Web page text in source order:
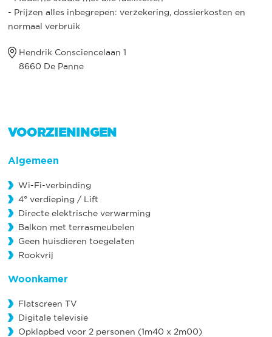
- Prijzen alles inbegrepen: verzekering, dossierkosten en
normaal verbruik
Hendrik Consciencelaan 1
8660 De Panne
VOORZIENINGEN
Algemeen
Wi-Fi-verbinding
4° verdieping / Lift
Directe elektrische verwarming
Balkon met terrasmeubelen
Geen huisdieren toegelaten
Rookvrij
Woonkamer
Flatscreen TV
Digitale televisie
Opklapbed voor 2 personen (1m40 x 2m00)